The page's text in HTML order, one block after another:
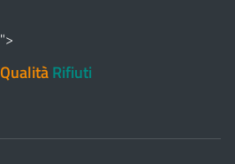
">
QualitàRifiuti